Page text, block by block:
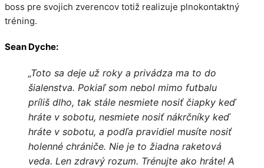
boss pre svojich zverencov totiž realizuje plnokontaktný
tréning.
Sean Dyche:
„Toto sa deje už roky a privádza ma to do
šialenstva. Pokiaľ som nebol mimo futbalu
príliš dlho, tak stále nesmiete nosiť čiapky keď
hráte v sobotu, nesmiete nosiť nákrčníky keď
hráte v sobotu, a podľa pravidiel musíte nosiť
holenné chrániče. Nie je to žiadna raketová
veda. Len zdravý rozum. Trénujte ako hráte! A